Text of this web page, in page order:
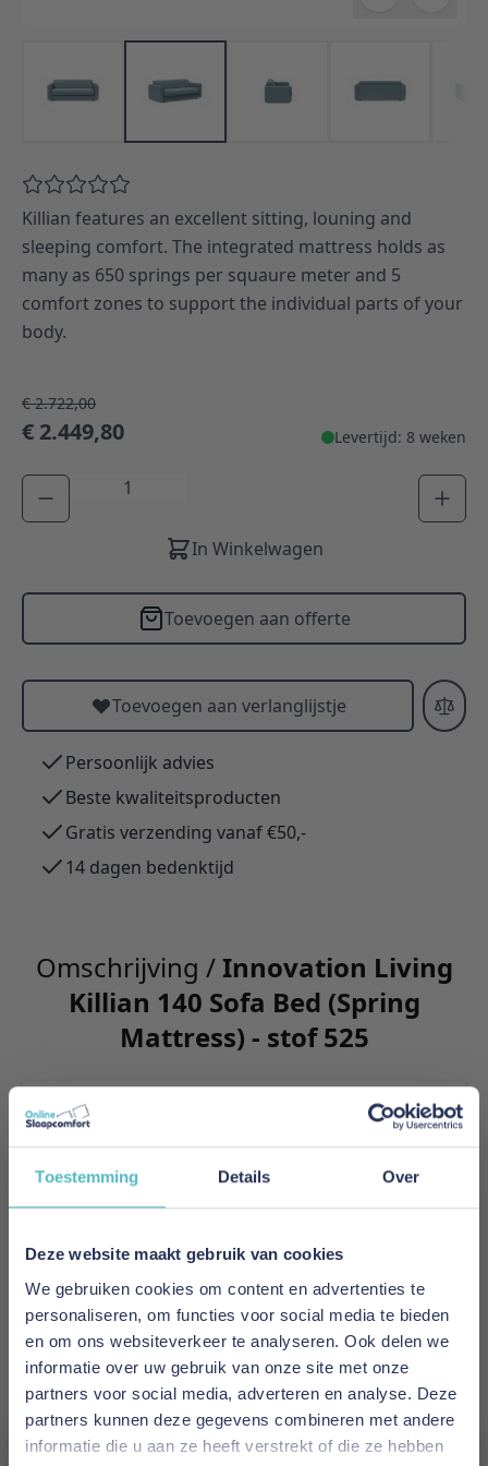
Toestemming Details Over
Deze website maakt gebruik van cookies
We gebruiken cookies om content en advertenties te
personaliseren, om functies voor social media te bieden
en om ons websiteverkeer te analyseren. Ook delen we
informatie over uw gebruik van onze site met onze
partners voor social media, adverteren en analyse. Deze
partners kunnen deze gegevens combineren met andere
informatie die u aan ze heeft verstrekt of die ze hebben
Killian features an excellent sitting, louning and
sleeping comfort. The integrated mattress holds as
many as 650 springs per squaure meter and 5
comfort zones to support the individual parts of your
body.
€ 2.722,00
€ 2.449,80 Levertijd: 8 weken
Aantal
In Winkelwagen
Toevoegen aan offerte
Toevoegen aan verlanglijstje
Persoonlijk advies
Beste kwaliteitsproducten
Gratis verzending vanaf €50,-
14 dagen bedenktijd
Omschrijving /Innovation Living
Killian 140 Sofa Bed (Spring
Mattress) - stof 525
Killian features an excellent sitting, louning and
sleeping comfort. The integrated mattress holds
comfort zones to support the individual parts of
your body.
Meer informatie
Merk
Innovation Living
EAN